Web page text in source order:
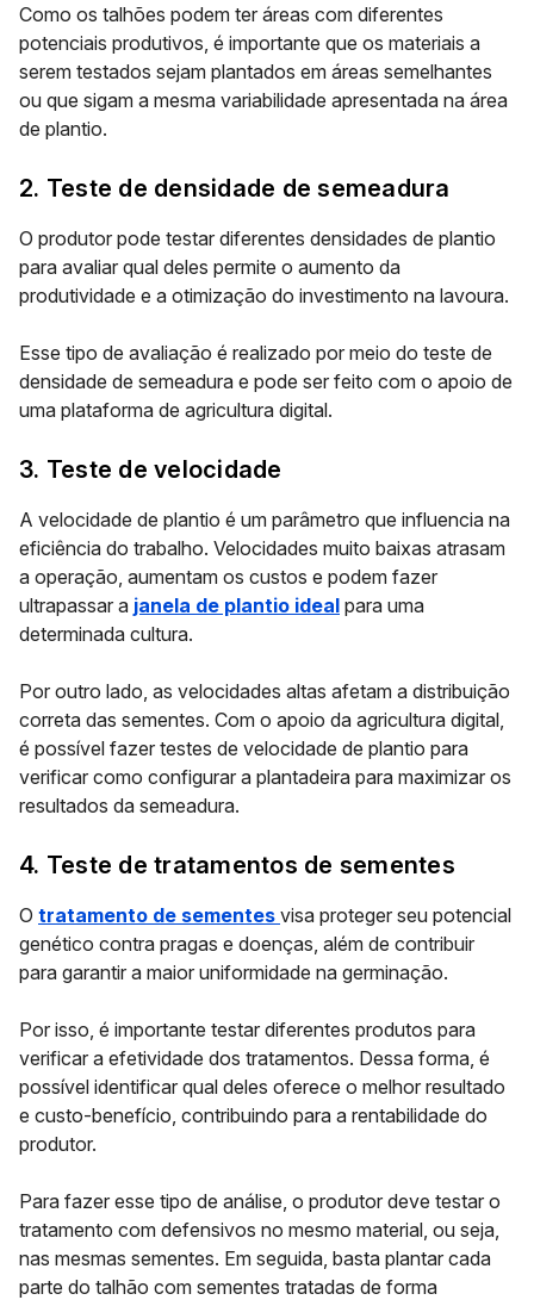
Como os talhões podem ter áreas com diferentes
potenciais produtivos, é importante que os materiais a
serem testados sejam plantados em áreas semelhantes
ou que sigam a mesma variabilidade apresentada na área
de plantio.
2. Teste de densidade de semeadura
O produtor pode testar diferentes densidades de plantio
para avaliar qual deles permite o aumento da
produtividade e a otimização do investimento na lavoura.
Esse tipo de avaliação é realizado por meio do teste de
densidade de semeadura e pode ser feito com o apoio de
uma plataforma de agricultura digital.
3. Teste de velocidade
A velocidade de plantio é um parâmetro que influencia na
eficiência do trabalho. Velocidades muito baixas atrasam
a operação, aumentam os custos e podem fazer
ultrapassar a janela de plantio ideal para uma
determinada cultura.
Por outro lado, as velocidades altas afetam a distribuição
correta das sementes. Com o apoio da agricultura digital,
é possível fazer testes de velocidade de plantio para
verificar como configurar a plantadeira para maximizar os
resultados da semeadura.
4. Teste de tratamentos de sementes
O tratamento de sementes visa proteger seu potencial
genético contra pragas e doenças, além de contribuir
para garantir a maior uniformidade na germinação.
Por isso, é importante testar diferentes produtos para
verificar a efetividade dos tratamentos. Dessa forma, é
possível identificar qual deles oferece o melhor resultado
e custo-benefício, contribuindo para a rentabilidade do
produtor.
Para fazer esse tipo de análise, o produtor deve testar o
tratamento com defensivos no mesmo material, ou seja,
nas mesmas sementes. Em seguida, basta plantar cada
parte do talhão com sementes tratadas de forma